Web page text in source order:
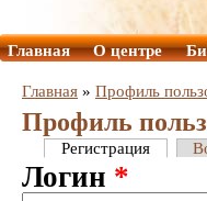
Главная О центре
Главная » Профиль
Профиль
Регистрация
Логин *